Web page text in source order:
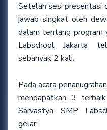
Setelah sesi presentasi
jawab singkat oleh
dalam tentang program
Labschool Jakarta
sebanyak 2 kali.
Pada acara
mendapatkan 3
Sarvastya SMP
gelar: